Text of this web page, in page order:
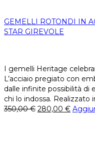
GEMELLI ROTONDI IN
STAR GIREVOLE
I gemelli Heritage
L’acciaio pregiato con
dalle infinite possibilità di
chi lo indossa. Realizzato
350,00€ 280,00 €